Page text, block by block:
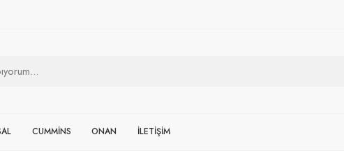
CUMMİNS ONAN İLETİŞİM